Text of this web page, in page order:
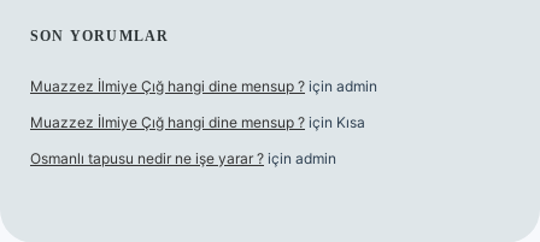
SON YORUMLAR
Muazzez İlmiye Çığ hangi dine mensup ? için admin
Muazzez İlmiye Çığ hangi dine mensup ? için Kısa
Osmanlı tapusu nedir ne işe yarar ? için admin